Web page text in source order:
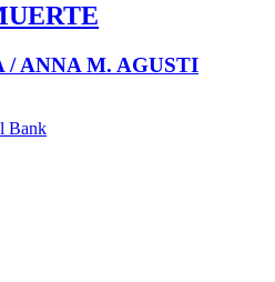
/ ANNA M. AGUSTI